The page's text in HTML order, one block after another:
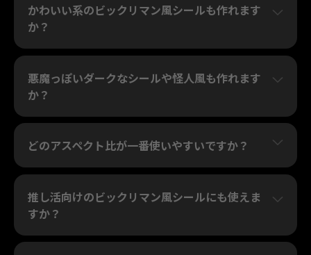
かわいい系のビックリマン風シールも作れます
か？
悪魔っぽいダークなシールや怪人風も作れます
か？
どのアスペクト比が一番使いやすいですか？
推し活向けのビックリマン風シールにも使えま
すか？